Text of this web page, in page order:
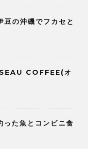
豆の沖磯でフカセと
COFFEE(オ
た魚とコンビニ食